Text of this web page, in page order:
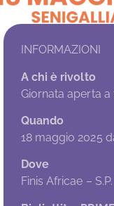
INFORMAZIONI
A chi è rivolto
Giornata aperta a
Quando
18 maggio 2025
Dove
Finis Africae –